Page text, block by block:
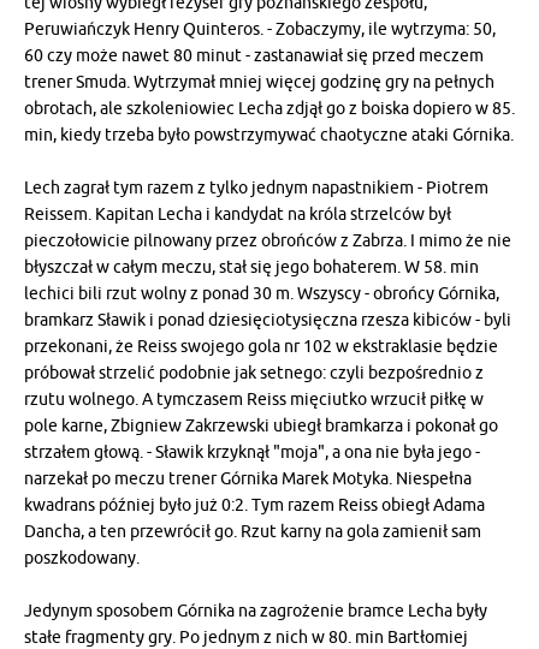
Peruwiańczyk Henry Quinteros. - Zobaczymy, ile wytrzyma: 50,
60 czy może nawet 80 minut - zastanawiał się przed meczem
trener Smuda. Wytrzymał mniej więcej godzinę gry na pełnych
obrotach, ale szkoleniowiec Lecha zdjął go z boiska dopiero w 85.
min, kiedy trzeba było powstrzymywać chaotyczne ataki Górnika.
Lech zagrał tym razem z tylko jednym napastnikiem - Piotrem
Reissem. Kapitan Lecha i kandydat na króla strzelców był
pieczołowicie pilnowany przez obrońców z Zabrza. I mimo że nie
błyszczał w całym meczu, stał się jego bohaterem. W 58. min
lechici bili rzut wolny z ponad 30 m. Wszyscy - obrońcy Górnika,
bramkarz Sławik i ponad dziesięciotysięczna rzesza kibiców - byli
przekonani, że Reiss swojego gola nr 102 w ekstraklasie będzie
próbował strzelić podobnie jak setnego: czyli bezpośrednio z
rzutu wolnego. A tymczasem Reiss mięciutko wrzucił piłkę w
pole karne, Zbigniew Zakrzewski ubiegł bramkarza i pokonał go
strzałem głową. - Sławik krzyknął "moja", a ona nie była jego -
narzekał po meczu trener Górnika Marek Motyka. Niespełna
kwadrans później było już 0:2. Tym razem Reiss obiegł Adama
Dancha, a ten przewrócił go. Rzut karny na gola zamienił sam
poszkodowany.
Jedynym sposobem Górnika na zagrożenie bramce Lecha były
stałe fragmenty gry. Po jednym z nich w 80. min Bartłomiej